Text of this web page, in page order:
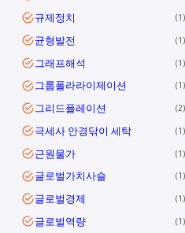
규제정치 1
균형발전 1
그래프해석 1
그룹폴라라이제이션 1
그리드플레이션 2
극세사 안경닦이 세탁 1
근원물가 1
글로벌가치사슬 1
글로벌경제 1
글로벌역량 1